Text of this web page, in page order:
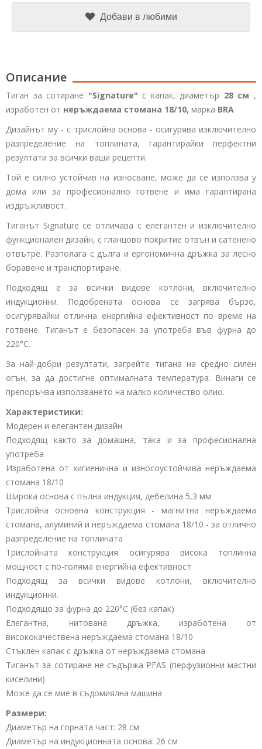
Добави в любими
Описание
Тиган за сотиране "Signature" с капак, диаметър 28 см ,
изработен от неръждаема стомана 18/10, марка BRA
Дизайнът му - с трислойна основа - осигурява изключително
разпределение на топлината, гарантирайки перфектни
резултати за всички ваши рецепти.
Той е силно устойчив на износване, може да се използва у
дома или за професионално готвене и има гарантирана
издръжливост.
Тиганът Signature се отличава с елегантен и изключително
функционален дизайн, с гланцово покритие отвън и сатенено
отвътре. Разполага с дълга и ергономична дръжка за лесно
боравене и транспортиране.
Подходящ е за всички видове котлони, включително
индукционни. Подобрената основа се загрява бързо,
осигурявайки отлична енергийна ефективност по време на
готвене. Тиганът е безопасен за употреба във фурна до
220°C.
За най-добри резултати, загрейте тигана на средно силен
огън, за да достигне оптималната температура. Винаги се
препоръчва използването на малко количество олио.
Характеристики:
Модерен и елегантен дизайн
Подходящ както за домашна, така и за професионална
употреба
Изработена от хигиенична и износоустойчива неръждаема
стомана 18/10
Широка основа с пълна индукция, дебелина 5,3 мм
Трислойна основна конструкция - магнитна неръждаема
стомана, алуминий и неръждаема стомана 18/10 - за отлично
разпределение на топлината
Трислойната конструкция осигурява висока топлинна
мощност с по-голяма енергийна ефективност
Подходящ за всички видове котлони, включително
индукционни.
Подходящо за фурна до 220°C (без капак)
Елегантна, нитована дръжка, изработена от
висококачествена неръждаема стомана 18/10
Стъклен капак с дръжка от неръждаема стомана
Тиганът за сотиране не съдържа PFAS (перфузионни мастни
киселини)
Може да се мие в съдомиялна машина
Размери:
Диаметър на горната част: 28 см
Диаметър на индукционната основа: 26 см